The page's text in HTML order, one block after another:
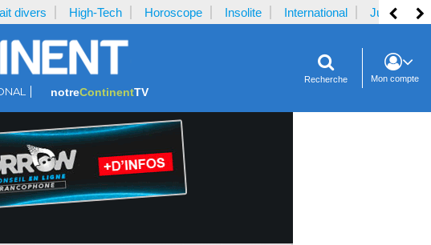
divers High-Tech Horoscope Insolite International Justice
notreContinentTV
Recherche Mon compte